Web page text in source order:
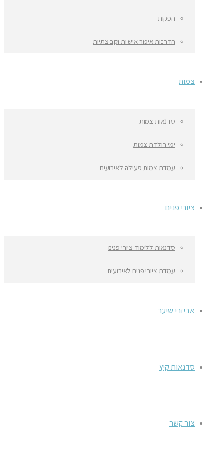
הפקות
הדרכות איפור אישיות וקבוצתיות
צמות
סדנאות צמות
ימי הולדת צמות
עמדת צמות פעילה לאירועים
ציורי פנים
סדנאות ללימוד ציורי פנים
עמדת ציורי פנים לאירועים
אביזרי שיער
סדנאות קיץ
צור קשר